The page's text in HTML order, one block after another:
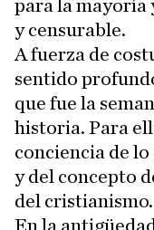
para la mayoría
y censurable.
A fuerza de
sentido
que fue la
historia. Para
conciencia de
y del concepto
del cristianismo.
En la